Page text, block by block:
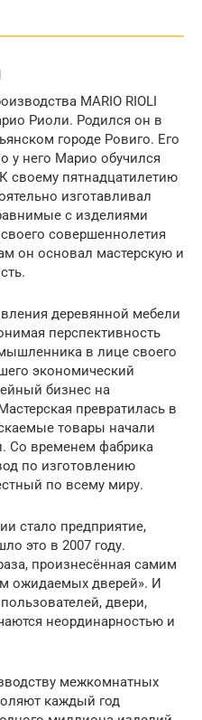
MARIO RIOLI
Риоли. Родился он в
городе Ровиго. Его
у него Марио обучился
своему пятнадцатилетию
изготавливал
с изделиями
совершеннолетия
он основал мастерскую и
деревянной мебели
перспективность
в лице своего
экономический
бизнес на
превратилась в
товары начали
Со временем фабрика
по изготовлению
по всему миру.
стало предприятие,
это в 2007 году.
произнесённая самим
ожидаемых дверей». И
двери,
неординарностью и
межкомнатных
каждый год